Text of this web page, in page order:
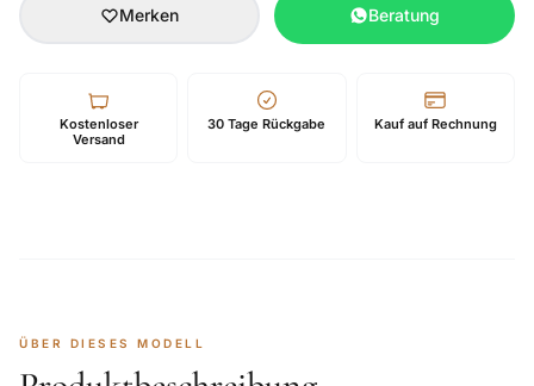
Merken Beratung
Kostenloser
Versand
30 Tage Rückgabe Kauf auf Rechnung
ÜBER DIESES MODELL